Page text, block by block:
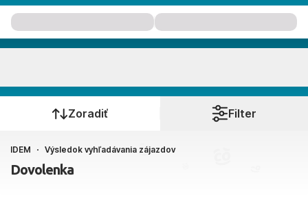
Kedy cestujete?
Bratislava, Košice, Piešťany, Poprad
Zoradiť Filter
IDEM Výsledok vyhľadávania zájazdov
Dovolenka